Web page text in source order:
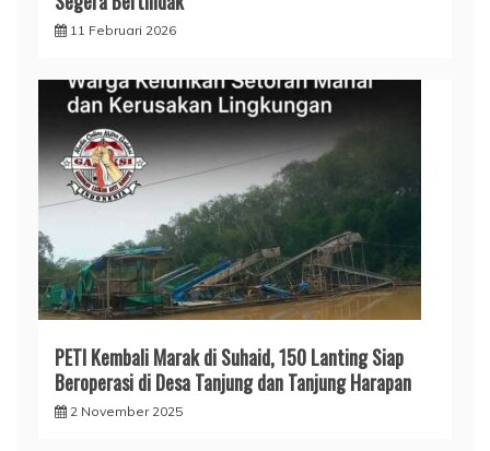
11 Februari 2026
PETI Kembali Marak di Suhaid, 150 Lanting Siap
Beroperasi di Desa Tanjung dan Tanjung Harapan
2 November 2025